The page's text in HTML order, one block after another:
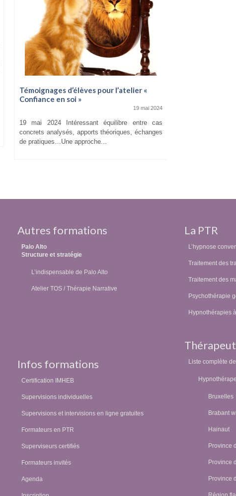
Témoignages d’élèves pour l’atelier «
Confiance en soi »
19 mai 2024
19 mai 2024 Intéressant équilibre entre cas
concrets analysés, apports théoriques, échanges
de pratiques…Une approche...
Autres formations
Palo Alto
Structure et stratégie
L’indispensable de Palo Alto
Atelier TOS / Thérapie Narrative
Infos formations
Certification IMHEB
Supervisions individuelles
Supervisions et intervisions en ligne gratuites
Formateurs en PTR
Superviseurs certifiés
Formateurs invités
Agenda
La PTR
L’hypnose
Traitement des
Traitement des
Psychothérapie
Hypnothérapies
Liste complète
Bruxelles
Brabant
Hainaut
Province
Province
Province